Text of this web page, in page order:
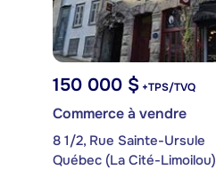
150 000 $ +TPS/TVQ
Commerce à vendre
8 1/2, Rue Sainte-Ursule
Québec (La Cité-Limoilou)